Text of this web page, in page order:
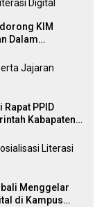
KIM
Dalam
PPID
Kabapaten
Menggelar
di Kampus